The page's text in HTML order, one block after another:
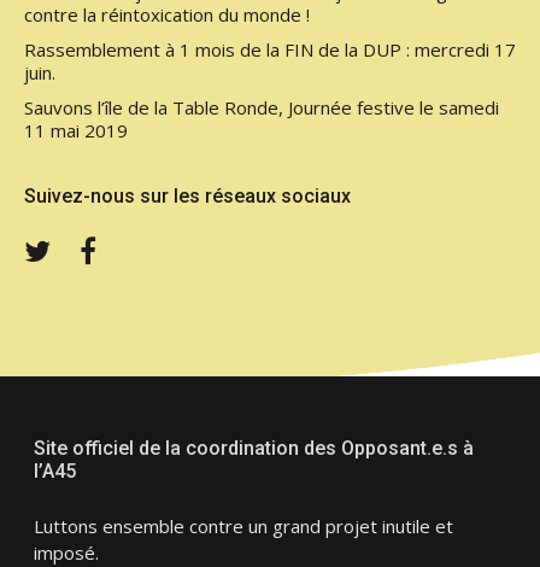
contre la réintoxication du monde !
Rassemblement à 1 mois de la FIN de la DUP : mercredi 17
juin.
Sauvons l’île de la Table Ronde, Journée festive le samedi
11 mai 2019
Suivez-nous sur les réseaux sociaux
Twitter
Site officiel de la coordination des Opposant.e.s à
l’A45
Luttons ensemble contre un grand projet inutile et
imposé.